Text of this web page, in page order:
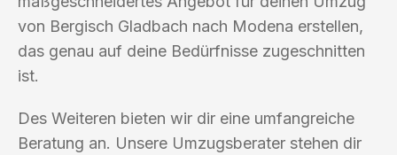
von Bergisch Gladbach nach Modena erstellen,
das genau auf deine Bedürfnisse zugeschnitten
ist.
Des Weiteren bieten wir dir eine umfangreiche
Beratung an. Unsere Umzugsberater stehen dir